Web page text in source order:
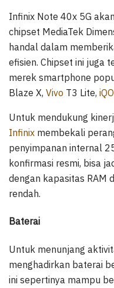
Infinix Note 40x 5G
chipset MediaTek
handal dalam
efisien. Chipset ini juga
merek smartphone
Blaze X, Vivo T3 Lite,
Untuk mendukung
Infinix membekali
penyimpanan internal
konfirmasi resmi, bisa
dengan kapasitas RAM
rendah.
Baterai
Untuk menunjang
menghadirkan baterai
ini sepertinya mampu